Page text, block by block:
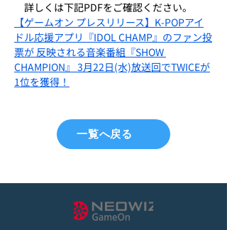
詳しくは下記PDFをご確認ください。
【ゲームオン プレスリリース】K-POPアイ
ドル応援アプリ『IDOL CHAMP』のファン投
票が 反映される音楽番組『SHOW
CHAMPION』 3月22日(水)放送回でTWICEが
1位を獲得！
一覧へ戻る